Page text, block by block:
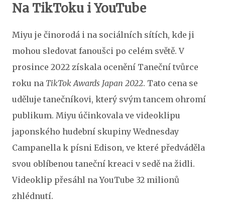
Na TikToku i YouTube
Miyu je činorodá i na sociálních sítích, kde ji
mohou sledovat fanoušci po celém světě. V
prosince 2022 získala ocenění Taneční tvůrce
roku na TikTok Awards Japan 2022. Tato cena se
uděluje tanečníkovi, který svým tancem ohromí
publikum. Miyu účinkovala ve videoklipu
japonského hudební skupiny Wednesday
Campanella k písni Edison, ve které předváděla
svou oblíbenou taneční kreaci v sedě na židli.
Videoklip přesáhl na YouTube 32 milionů
zhlédnutí.